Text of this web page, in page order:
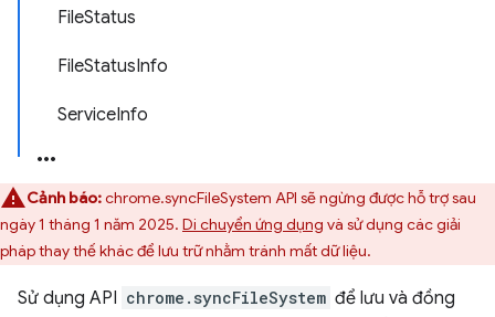
FileStatus
FileStatusInfo
ServiceInfo
Cảnh báo:chrome.syncFileSystem API sẽ ngừng được hỗ trợ sau
ngày 1 tháng 1 năm 2025. Di chuyển ứng dụng và sử dụng các giải
pháp thay thế khác để lưu trữ nhằm tránh mất dữ liệu.
Sử dụng API chrome.syncFileSystem để lưu và đồng